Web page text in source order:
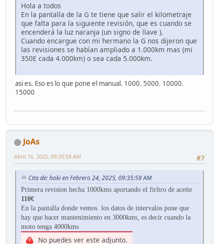
Hola a todos
En la pantalla de la G te tiene que salir el kilometraje
que falta para la siguiente revisión, que es cuando se
encenderá la luz naranja (un signo de llave ).
Cuando encargue con mi hermano la G nos dijeron que
las revisiones se habían ampliado a 1.000km mas (mi
350E cada 4.000km) o sea cada 5.000km.
asi es. Eso es lo que pone el manual. 1000. 5000. 10000.
15000
JoAs
#7
Abril 16, 2025, 09:20:58 AM
Cita de: hoki en Febrero 24, 2025, 09:35:59 AM
Primera revision hecha 1000kms aportando el firltro de aceite
110€
En la pantalla donde vemos los datos de intervalos pone que
hay que hacer mantenimiento en 3000kms, es decir cuando la
moto tenga 4000kms
No puedes ver este adjunto.